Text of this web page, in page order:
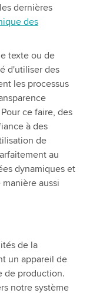
dernières
des
texte ou de
d'utiliser des
les processus
ce faire, des
à des
de
au
dynamiques et
aussi
de la
un appareil de
de production.
notre système